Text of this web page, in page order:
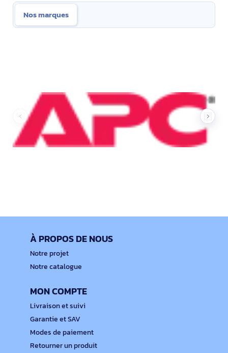
Nos marques
À PROPOS DE NOUS
Notre projet
Notre catalogue
MON COMPTE
Livraison et suivi
Garantie et SAV
Modes de paiement
Retourner un produit